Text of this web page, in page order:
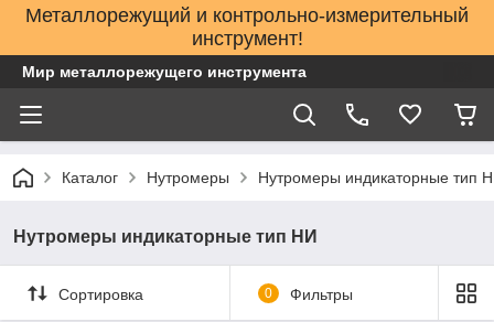
Металлорежущий и контрольно-измерительный
инструмент!
Мир металлорежущего инструмента
Каталог Нутромеры Нутромеры индикаторные тип
Нутромеры индикаторные тип НИ
Сортировка 0 Фильтры